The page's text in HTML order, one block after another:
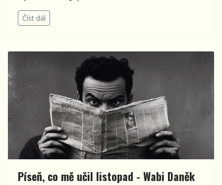
Číst dál
Píseň, co mě učil listopad - Wabi Daněk